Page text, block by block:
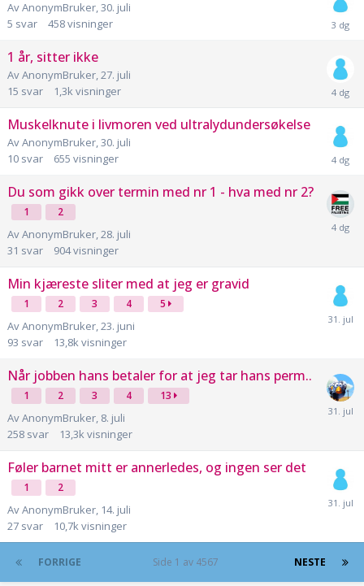
AvAnonymBruker,30. juli
5 svar 458visninger
1 år, sitter ikke
AvAnonymBruker,27. juli
15 svar 1,3kvisninger
Muskelknute i livmoren ved ultralydundersøkelse
AvAnonymBruker,30. juli
10 svar 655 visninger
Du som gikk over termin med nr 1 - hva med nr 2?
1 2
AvAnonymBruker,28. juli
31 svar 904visninger
Min kjæreste sliter med at jeg er gravid
1 2 3 4 5
AvAnonymBruker,23. juni
93 svar 13,8kvisninger
Når jobben hans betaler for at jeg tar hans perm..
1 2 3 4 13
AvAnonymBruker, 8. juli
258 svar 13,3kvisninger
Føler barnet mitt er annerledes, og ingen ser det
1 2
AvAnonymBruker, 14. juli
27 svar 10,7kvisninger
FORRIGE NESTE
Side 1 av 4567